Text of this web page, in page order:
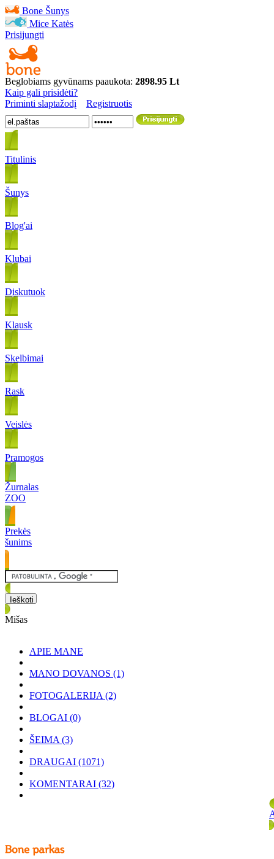
Bone Šunys
Mice Katės
Prisijungti
Beglobiams gyvūnams paaukota: 2898.95 Lt
Kaip gali prisidėti?
Priminti slaptažodį
Registruotis
Titulinis
Šunys
Blog'ai
Klubai
Diskutuok
Klausk
Skelbimai
Rask
Veislės
Pramogos
Žurnalas
ZOO
Prekės
šunims
Mišas
APIE MANE
MANO DOVANOS (1)
FOTOGALERIJA (2)
BLOGAI (0)
ŠEIMA (3)
DRAUGAI (1071)
KOMENTARAI (32)